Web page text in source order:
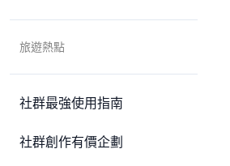
旅遊熱點
社群最強使用指南
社群創作有價企劃